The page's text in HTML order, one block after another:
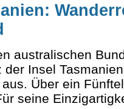
australischen
Insel
Über ein
seine